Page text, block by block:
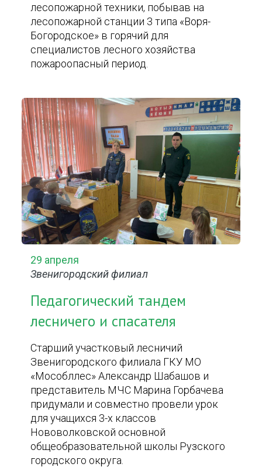
лесопожарной техники, побывав на
лесопожарной станции 3 типа «Воря-
Богородское» в горячий для
специалистов лесного хозяйства
пожароопасный период.
29 апреля
Звенигородский филиал
Педагогический тандем
лесничего и спасателя
Старший участковый лесничий
Звенигородского филиала ГКУ МО
«Мособллес» Александр Шабашов и
представитель МЧС Марина Горбачева
придумали и совместно провели урок
для учащихся 3-х классов
Нововолковской основной
общеобразовательной школы Рузского
городского округа.